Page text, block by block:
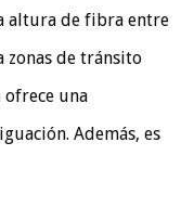
altura de fibra entre
zonas de tránsito
una
Además, es